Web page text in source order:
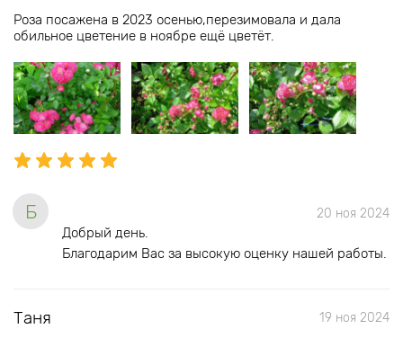
Роза посажена в 2023 осенью,перезимовала и дала
обильное цветение в ноябре ещё цветёт.
Б 20 ноя 2024
Добрый день.
Благодарим Вас за высокую оценку нашей работы.
Таня 19 ноя 2024